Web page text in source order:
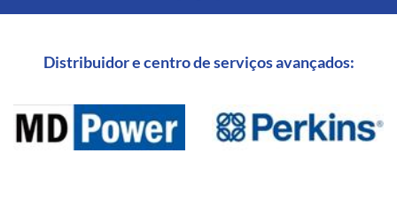
Distribuidor e centro de serviços avançados: